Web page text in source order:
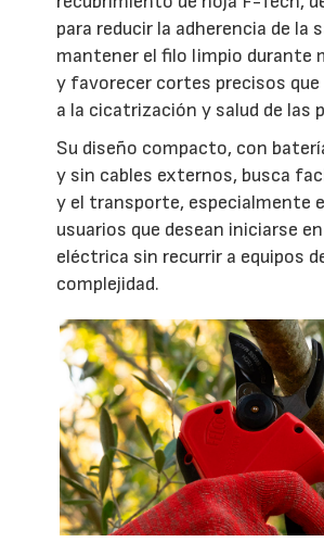
para reducir la adherencia de la
mantener el filo limpio durante
y favorecer cortes precisos
a la cicatrización y salud de las
Su diseño compacto, con
y sin cables externos, busca
y el transporte, especialmente
usuarios que desean iniciarse
eléctrica sin recurrir a equipos
complejidad.